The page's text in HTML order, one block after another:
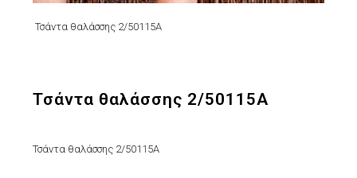
Τσάντα θαλάσσης 2/50115A
Τσάντα θαλάσσης 2/50115A
Τσάντα θαλάσσης 2/50115A